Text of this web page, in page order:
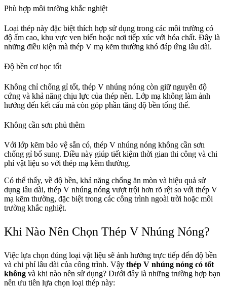
Phù hợp môi trường khắc nghiệt
Loại thép này đặc biệt thích hợp sử dụng trong các môi trường có
độ ẩm cao, khu vực ven biển hoặc nơi tiếp xúc với hóa chất. Đây là
những điều kiện mà thép V mạ kẽm thường khó đáp ứng lâu dài.
Độ bền cơ học tốt
Không chỉ chống gỉ tốt, thép V nhúng nóng còn giữ nguyên độ
cứng và khả năng chịu lực của thép nền. Lớp mạ không làm ảnh
hưởng đến kết cấu mà còn góp phần tăng độ bền tổng thể.
Không cần sơn phủ thêm
Với lớp kẽm bảo vệ sẵn có, thép V nhúng nóng không cần sơn
chống gỉ bổ sung. Điều này giúp tiết kiệm thời gian thi công và chi
phí vật liệu so với thép mạ kẽm thường.
Có thể thấy, về độ bền, khả năng chống ăn mòn và hiệu quả sử
dụng lâu dài, thép V nhúng nóng vượt trội hơn rõ rệt so với thép V
mạ kẽm thường, đặc biệt trong các công trình ngoài trời hoặc môi
trường khắc nghiệt.
Khi Nào Nên Chọn Thép V Nhúng Nóng?
Việc lựa chọn đúng loại vật liệu sẽ ảnh hưởng trực tiếp đến độ bền
và chi phí lâu dài của công trình. Vậy thép V nhúng nóng có tốt
không và khi nào nên sử dụng? Dưới đây là những trường hợp bạn
nên ưu tiên lựa chọn loại thép này: